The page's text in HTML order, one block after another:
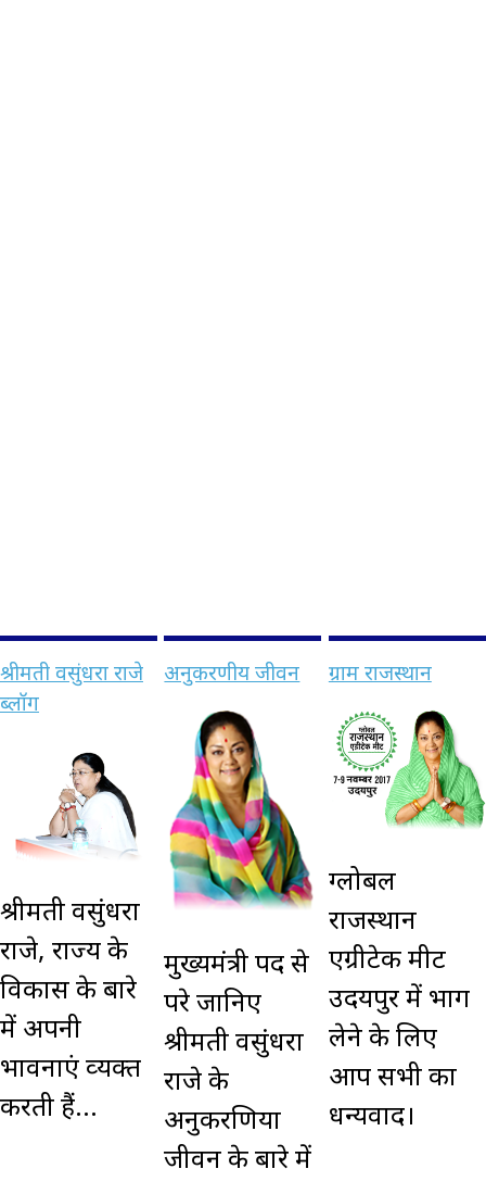
श्रीमती वसुंधरा राजे
ब्लॉग
श्रीमती वसुंधरा
राजे, राज्‍य के
विकास के बारे
में अपनी
भावनाएं व्‍यक्‍त
करती हैं...
अनुकरणीय जीवन
मुख्यमंत्री पद से
परे जानिए
श्रीमती वसुंधरा
राजे के
अनुकरणिया
जीवन के बारे में
ग्राम राजस्थान
ग्लोबल
राजस्थान
एग्रीटेक मीट
उदयपुर में भाग
लेने के लिए
आप सभी का
धन्यवाद।